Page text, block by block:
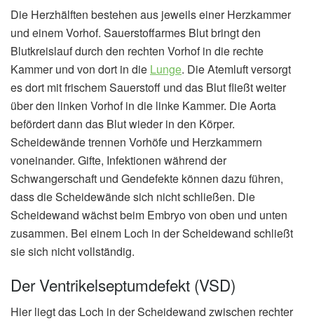
Die Herzhälften bestehen aus jeweils einer Herzkammer
und einem Vorhof. Sauerstoffarmes Blut bringt den
Blutkreislauf durch den rechten Vorhof in die rechte
Kammer und von dort in die Lunge. Die Atemluft versorgt
es dort mit frischem Sauerstoff und das Blut fließt weiter
über den linken Vorhof in die linke Kammer. Die Aorta
befördert dann das Blut wieder in den Körper.
Scheidewände trennen Vorhöfe und Herzkammern
voneinander. Gifte, Infektionen während der
Schwangerschaft und Gendefekte können dazu führen,
dass die Scheidewände sich nicht schließen. Die
Scheidewand wächst beim Embryo von oben und unten
zusammen. Bei einem Loch in der Scheidewand schließt
sie sich nicht vollständig.
Der Ventrikelseptumdefekt (VSD)
Hier liegt das Loch in der Scheidewand zwischen rechter